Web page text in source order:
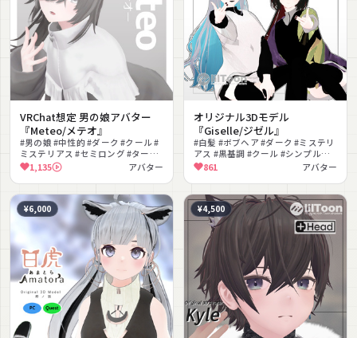
VRChat想定 男の娘アバター
『Meteo/メテオ』
#男の娘 #中性的 #ダーク #クール #
ミステリアス #セミロング #タート
ルネック #男性向け #フェイストラ
ッキング
1,135 アバター
オリジナル3Dモデル
『Giselle/ジゼル』
#白髪 #ボブヘア #ダーク #ミステリ
アス #黒基調 #クール #シンプル
#PSD付き #素体あり #もちふぃっ
861 アバター
¥6,000 ¥4,500